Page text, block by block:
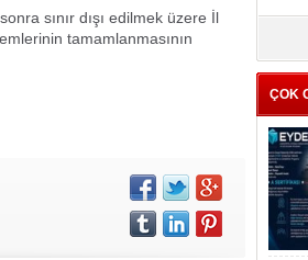
sınır dışı edilmek üzere İl
tamamlanmasının
ÇOK